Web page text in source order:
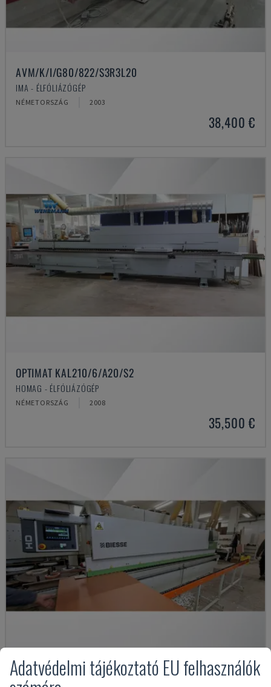
AVM/K/I/G80/822/S3R3L20
IMA - ÉLFÓLIÁZÓGÉP
NÉMETORSZÁG 2003
38,400 €
OPTIMAT KAL210/6/A20/S2
HOMAG - ÉLFÓLIÁZÓGÉP
NÉMETORSZÁG 2008
35,500 €
JADE 340
Adatvédelmi tájékoztató EU felhasználók